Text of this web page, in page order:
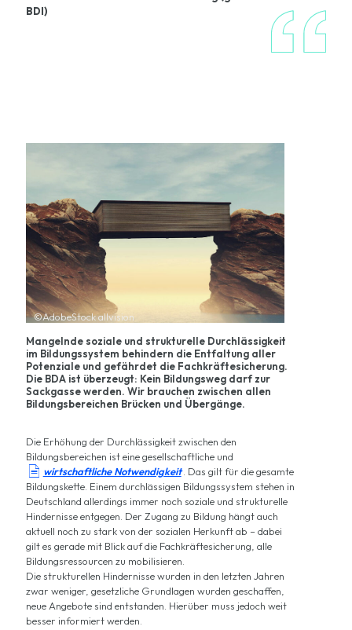
BDI)
©AdobeStock allvision
Mangelnde soziale und strukturelle Durchlässigkeit
im Bildungssystem behindern die Entfaltung aller
Potenziale und gefährdet die Fachkräftesicherung.
Die BDA ist überzeugt: Kein Bildungsweg darf zur
Sackgasse werden. Wir brauchen zwischen allen
Bildungsbereichen Brücken und Übergänge.
Die Erhöhung der Durchlässigkeit zwischen den
Bildungsbereichen ist eine gesellschaftliche und
 wirtschaftliche Notwendigkeit. Das gilt für die gesamte
Bildungskette. Einem durchlässigen Bildungssystem stehen in
Deutschland allerdings immer noch soziale und strukturelle
Hindernisse entgegen. Der Zugang zu Bildung hängt auch
aktuell noch zu stark von der sozialen Herkunft ab – dabei
gilt es gerade mit Blick auf die Fachkräftesicherung, alle
Bildungsressourcen zu mobilisieren.
Die strukturellen Hindernisse wurden in den letzten Jahren
zwar weniger, gesetzliche Grundlagen wurden geschaffen,
neue Angebote sind entstanden. Hierüber muss jedoch weit
besser informiert werden.